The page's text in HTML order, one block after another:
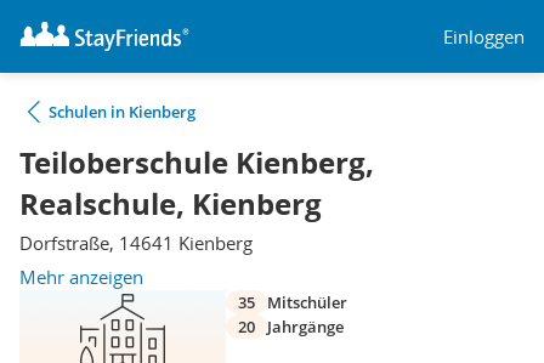
Einloggen
Schulen in Kienberg
Teiloberschule Kienberg,
Realschule, Kienberg
Dorfstraße, 14641 Kienberg
Mehr anzeigen
35
Mitschüler
20
Jahrgänge